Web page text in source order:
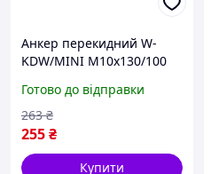
Анкер перекидний W-
KDW/MINI M10x130/100
Готово до відправки
255₴
263 ₴
Купити